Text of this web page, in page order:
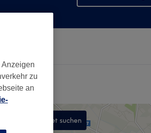
Karte anzeigen
In diesem Gebiet suchen
zu
an